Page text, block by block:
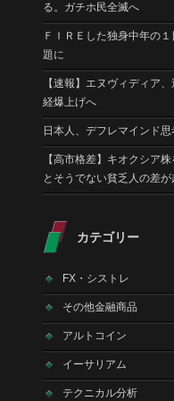
る。ガチホ民全滅へ
ＦＩＲＥした独身中年の
題に
【速報】エヌヴィディア
経爆上げへ
日本人、デフレマインド
【高市格差】キオクシア
とそうでない貧乏人の差
カテゴリー
FX・シストレ
その他金融商品
アルトコイン
イーサリアム
テクニカル分析